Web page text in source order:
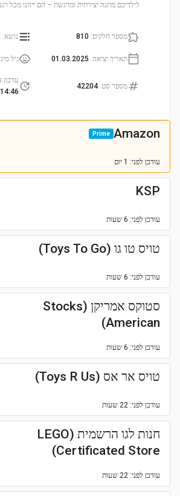
לילדיכם מתנה יצירתית ומרגשת – הם ייהנו מכל
מספר חלקים:
810 נושא:
תאריך יציאה:
01.03.2025 גיל
מספר סט:
42204
עדכון
Amazon
Prime
עודכן לפני: 1 יום
KSP
עודכן לפני: 6 שעות
טויס טו גו (Toys To Go)
עודכן לפני: 6 שעות
סטוקס אמריקן (Stocks
American)
עודכן לפני: 6 שעות
טויס אר אס (Toys R Us)
עודכן לפני: 22 שעות
חנות לגו הרשמית (LEGO
Certificated Store)
עודכן לפני: 22 שעות